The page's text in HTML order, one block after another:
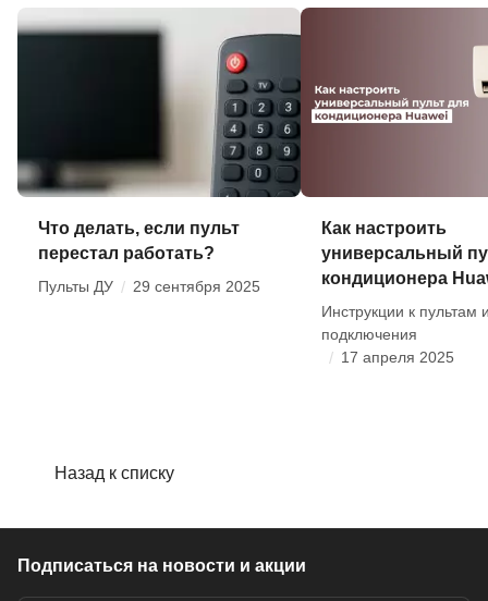
Что делать, если пульт
перестал работать?
Пульты ДУ / 29 сентября 2025
Как настроить
универсальный
кондиционера
Инструкции к пультам
подключения
/ 17 апреля 2025
Назад к списку
Подписаться на новости и акции